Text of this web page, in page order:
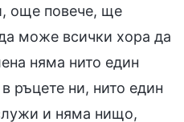
още повече, ще
може всички хора да
няма нито един
ръцете ни, нито един
и няма нищо,